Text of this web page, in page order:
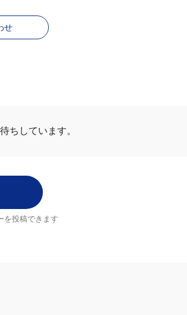
せ
ちしています。
を投稿できます